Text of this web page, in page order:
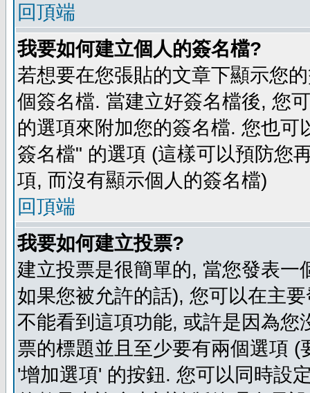
回頂端
我要如何建立個人的簽名檔?
若想要在您張貼的文章下顯示您
個簽名檔. 當建立好簽名檔後, 您
的選項來附加您的簽名檔. 您也
簽名檔" 的選項 (這樣可以預防您
項, 而沒有顯示個人的簽名檔)
回頂端
我要如何建立投票?
建立投票是很簡單的, 當您發表
如果您被允許的話), 您可以在主
不能看到這項功能, 或許是因為
票的標題並且至少要有兩個選項
'增加選項' 的按鈕. 您可以同時設